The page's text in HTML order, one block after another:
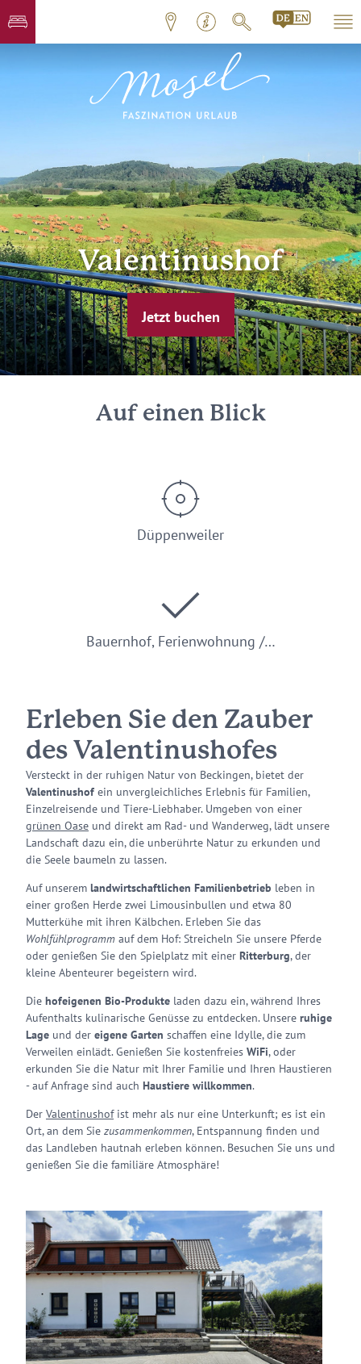
Valentinushof
Jetzt buchen
Auf einen Blick
Düppenweiler
Bauernhof, Ferienwohnung /…
Erleben Sie den Zauber
des Valentinushofes
Versteckt in der ruhigen Natur von Beckingen, bietet der
Valentinushof ein unvergleichliches Erlebnis für Familien,
Einzelreisende und Tiere-Liebhaber. Umgeben von einer
grünen Oase und direkt am Rad- und Wanderweg, lädt unsere
Landschaft dazu ein, die unberührte Natur zu erkunden und
die Seele baumeln zu lassen.
Auf unserem landwirtschaftlichen Familienbetrieb leben in
einer großen Herde zwei Limousinbullen und etwa 80
Mutterkühe mit ihren Kälbchen. Erleben Sie das
Wohlfühlprogramm auf dem Hof: Streicheln Sie unsere Pferde
oder genießen Sie den Spielplatz mit einer Ritterburg, der
kleine Abenteurer begeistern wird.
Die hofeigenen Bio-Produkte laden dazu ein, während Ihres
Aufenthalts kulinarische Genüsse zu entdecken. Unsere ruhige
Lage und der eigene Garten schaffen eine Idylle, die zum
Verweilen einlädt. Genießen Sie kostenfreies WiFi, oder
erkunden Sie die Natur mit Ihrer Familie und Ihren Haustieren
- auf Anfrage sind auch Haustiere willkommen.
Der Valentinushofist mehr als nur eine Unterkunft; es ist ein
Ort, an dem Sie zusammenkommen, Entspannung finden und
das Landleben hautnah erleben können. Besuchen Sie uns und
genießen Sie die familiäre Atmosphäre!